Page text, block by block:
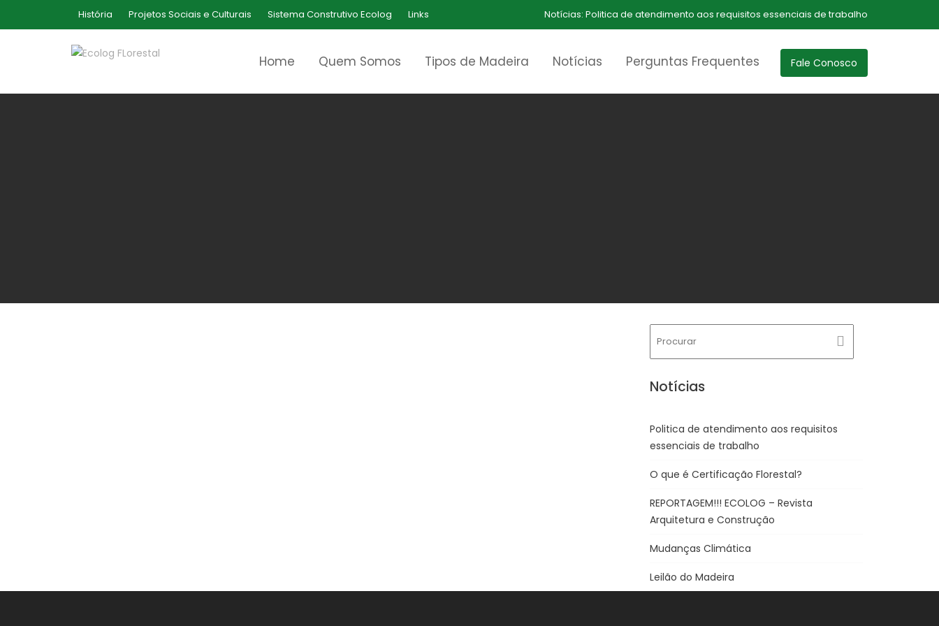
História Projetos Sociais e Culturais Sistema Construtivo Ecolog Links Notícias: Politica de atendimento aos requisitos essenciais de trabalho
Fale Conosco
Home Quem Somos Tipos de Madeira Notícias Perguntas Frequentes
Notícias
Politica de atendimento aos requisitos
essenciais de trabalho
O que é Certificação Florestal?
REPORTAGEM!!! ECOLOG – Revista
Arquitetura e Construção
Mudanças Climática
Leilão do Madeira